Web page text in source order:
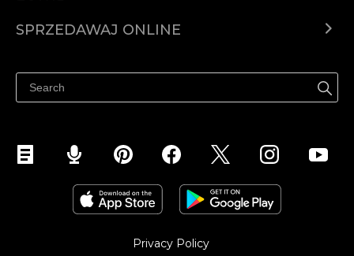
Cena
SPRZEDAWAJ ONLINE
Sprzedawaj na Facebooku
Sprzedawaj na Instagramie
Privacy Policy